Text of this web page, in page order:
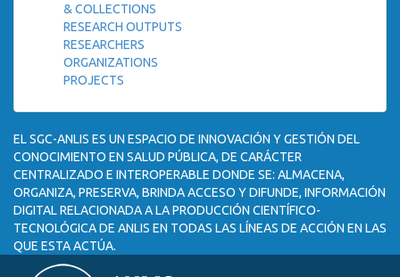
& COLLECTIONS
RESEARCH OUTPUTS
RESEARCHERS
ORGANIZATIONS
PROJECTS
EL SGC-ANLIS ES UN ESPACIO DE INNOVACIÓN Y GESTIÓN DEL
CONOCIMIENTO EN SALUD PÚBLICA, DE CARÁCTER
CENTRALIZADO E INTEROPERABLE DONDE SE: ALMACENA,
ORGANIZA, PRESERVA, BRINDA ACCESO Y DIFUNDE, INFORMACIÓN
DIGITAL RELACIONADA A LA PRODUCCIÓN CIENTÍFICO-
TECNOLÓGICA DE ANLIS EN TODAS LAS LÍNEAS DE ACCIÓN EN LAS
QUE ESTA ACTÚA.